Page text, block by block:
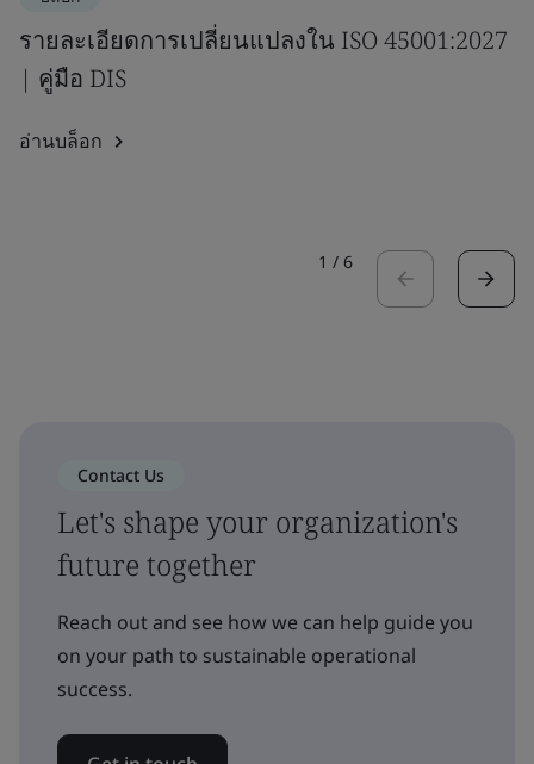
รายละเอียดการเปลี่ยนแปลงใน ISO 45001:2027
| คู่มือ DIS
อ่านบล็อก
1 / 6
Contact Us
Let's shape your organization's
future together
Reach out and see how we can help guide you
on your path to sustainable operational
success.